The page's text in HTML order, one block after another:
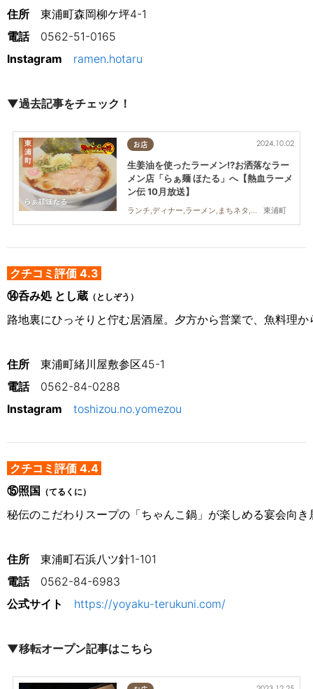
住所 東浦町森岡柳ケ坪4-1
電話
0562-51-0165
Instagram
ramen.hotaru
▼過去記事をチェック！
お店
東浦町
2024.10.02
生姜油を使ったラーメン!?お洒落なラー
メン店「らぁ麺 ほたる」へ【熱血ラーメ
ン伝 10月放送】
ランチ,ディナー,ラーメン,まちネタ,連載
クチコミ評価 4.3
⑭呑み処 とし蔵 （としぞう）
路地裏にひっそりと佇む居酒屋。夕方から営業で、魚料理
住所 東浦町緒川屋敷参区45-1
電話
0562-84-0288
Instagram
toshizou.no.yomezou
クチコミ評価 4.4
⑮照国 （てるくに）
秘伝のこだわりスープの「ちゃんこ鍋」が楽しめる宴会向き
住所 東浦町石浜八ツ針1-101
電話
0562-84-6983
公式サイト
https://yoyaku-terukuni.com/
▼移転オープン記事はこちら